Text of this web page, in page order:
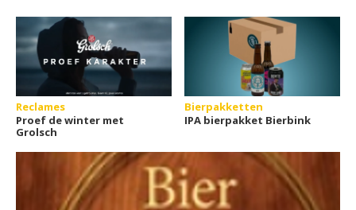
Reclames
Proef de winter met
Grolsch
Bierpakketten
IPA bierpakket Bierbink